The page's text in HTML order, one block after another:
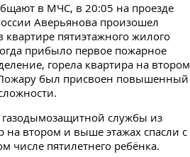
в МЧС, в 20:05 на проезде
Аверьянова произошел
квартире пятиэтажного жилого
прибыло первое пожарное
горела квартира на втором
был присвоен повышенный
службы из
на втором и выше этажах спасли с
числе пятилетнего ребёнка.